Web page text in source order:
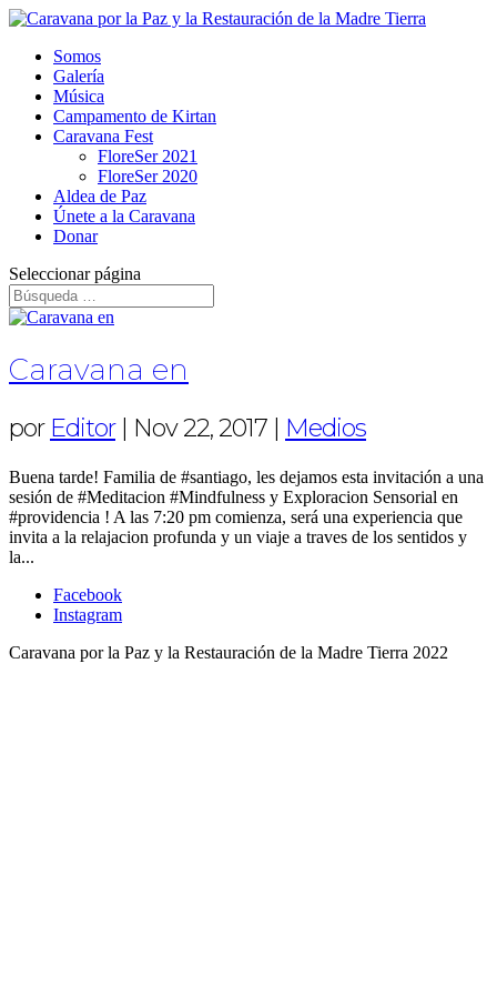
Somos
Galería
Música
Campamento de Kirtan
Caravana Fest
FloreSer 2021
FloreSer 2020
Aldea de Paz
Únete a la Caravana
Donar
Seleccionar página
Caravana en
por Editor| Nov 22, 2017 | Medios
Buena tarde! Familia de #santiago, les dejamos esta invitación a una
sesión de #Meditacion #Mindfulness y Exploracion Sensorial en
#providencia ! A las 7:20 pm comienza, será una experiencia que
invita a la relajacion profunda y un viaje a traves de los sentidos y
la...
Facebook
Instagram
Caravana por la Paz y la Restauración de la Madre Tierra 2022